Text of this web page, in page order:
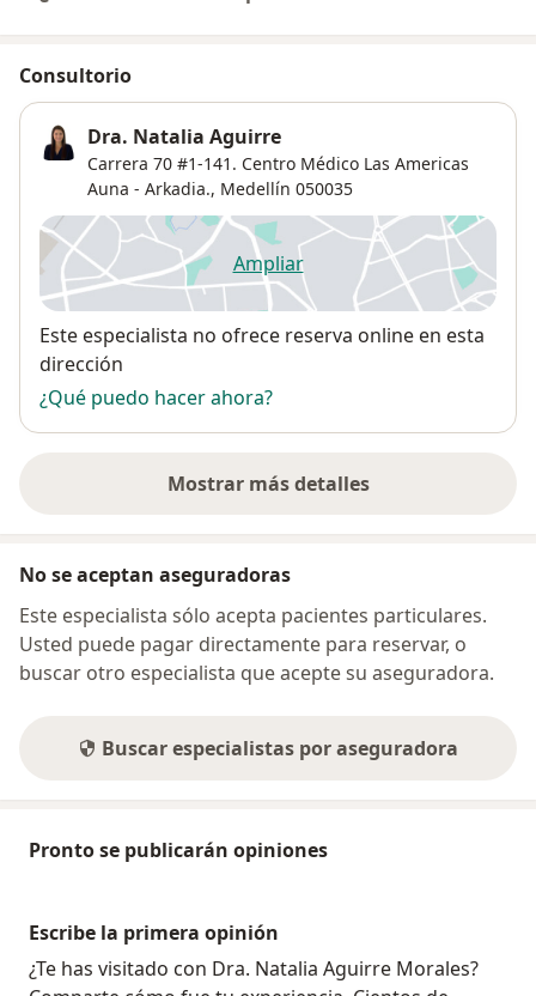
Consultorio
Dra. Natalia Aguirre
Carrera 70 #1-141. Centro Médico Las Americas
Auna - Arkadia., Medellín 050035
Ampliarse abre en una nueva
Disponibilidad
Este especialista no ofrece reserva online en esta
dirección
¿Qué puedo hacer ahora?
Mostrar más detalles
sobre la dirección
No se aceptan aseguradoras
Este especialista sólo acepta pacientes particulares.
Usted puede pagar directamente para reservar, o
buscar otro especialista que acepte su aseguradora.
Buscar especialistas por aseguradora
Pronto se publicarán opiniones
Escribe la primera opinión
¿Te has visitado con Dra. Natalia Aguirre Morales?